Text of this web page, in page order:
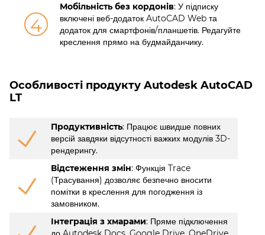
4
Мобільність без кордонів: У підписку
включені веб-додаток AutoCAD Web та
додаток для смартфонів/планшетів. Редагуйте
креслення прямо на будмайданчику.
Особливості продукту Autodesk AutoCAD
LT
Продуктивність: Працює швидше повних
версій завдяки відсутності важких модулів 3D-
рендерингу.
Відстеження змін: Функція Trace
(Трасування) дозволяє безпечно вносити
помітки в креслення для погодження із
замовником.
Інтеграція з хмарами: Пряме підключення